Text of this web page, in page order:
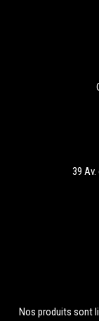
39
Nos produits sont